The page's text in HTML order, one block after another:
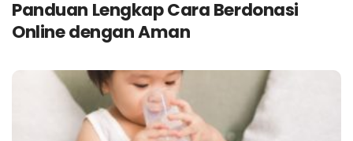
Panduan Lengkap Cara Berdonasi
Online dengan Aman